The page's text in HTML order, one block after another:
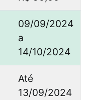
09/09/2024
a
14/10/2024
Até
13/09/2024